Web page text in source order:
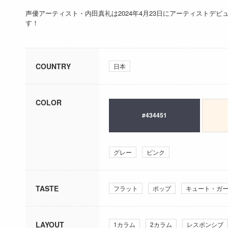
声優アーティスト・内田真礼は2024年4月23日にアーティストデ
す！
COUNTRY 日本
COLOR
#434451
グレー ピンク
TASTE フラット ポップ キュート・ガ
LAYOUT 1カラム 2カラム レスポンシブ